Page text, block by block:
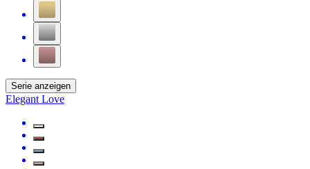
Serie anzeigen
Elegant Love